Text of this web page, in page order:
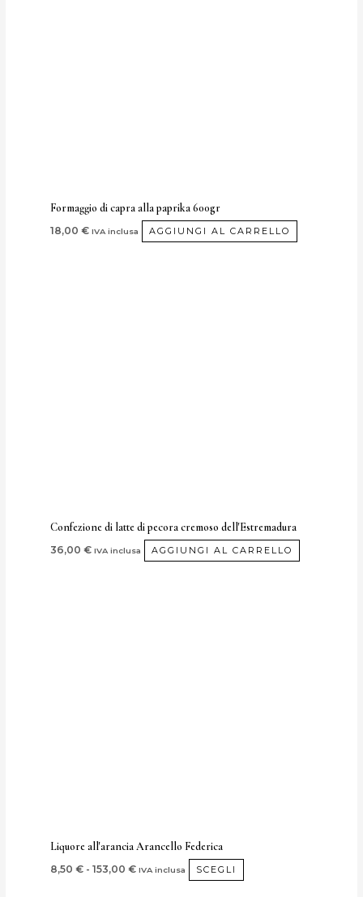
Formaggio di capra alla paprika 600gr
18,00€ IVA inclusa AGGIUNGI AL CARRELLO
Confezione di latte di pecora cremoso dell'Estremadura
36,00€ IVA inclusa AGGIUNGI AL CARRELLO
Liquore all'arancia Arancello Federica
8,50€ - 153,00€ IVA inclusa SCEGLI
prodotto